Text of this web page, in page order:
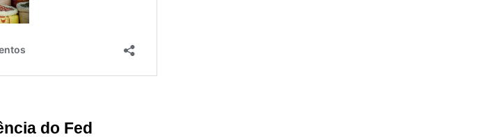
do Fed